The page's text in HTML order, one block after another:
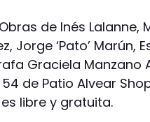
Obras de Inés Lalanne,
Jorge ‘Pato’
Graciela Manzano
de Patio Alvear
libre y gratuita.